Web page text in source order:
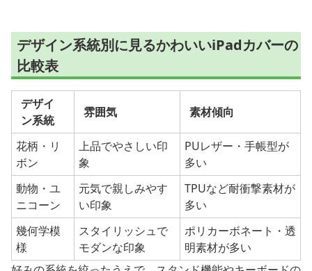
デザイン系統別に見るかわいいiPadカバーの
比較表
デザイ
ン系統
雰囲気 素材傾向
花柄・リ
ボン
上品でやさしい印
象
PUレザー・手帳型が
多い
動物・ユ
ニコーン
元気で親しみやす
い印象
TPUなど耐衝撃素材が
多い
幾何学模
様
スタイリッシュで
モダンな印象
ポリカーボネート・透
明素材が多い